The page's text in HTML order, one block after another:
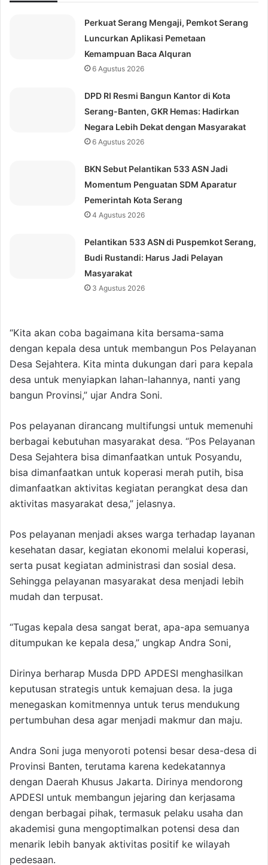
Perkuat Serang Mengaji, Pemkot Serang
Luncurkan Aplikasi Pemetaan
Kemampuan Baca Alquran
6 Agustus 2026
DPD RI Resmi Bangun Kantor di Kota
Serang-Banten, GKR Hemas: Hadirkan
Negara Lebih Dekat dengan Masyarakat
6 Agustus 2026
BKN Sebut Pelantikan 533 ASN Jadi
Momentum Penguatan SDM Aparatur
Pemerintah Kota Serang
4 Agustus 2026
Pelantikan 533 ASN di Puspemkot Serang,
Budi Rustandi: Harus Jadi Pelayan
Masyarakat
3 Agustus 2026
“Kita akan coba bagaimana kita bersama-sama
dengan kepala desa untuk membangun Pos Pelayanan
Desa Sejahtera. Kita minta dukungan dari para kepala
desa untuk menyiapkan lahan-lahannya, nanti yang
bangun Provinsi,” ujar Andra Soni.
Pos pelayanan dirancang multifungsi untuk memenuhi
berbagai kebutuhan masyarakat desa. “Pos Pelayanan
Desa Sejahtera bisa dimanfaatkan untuk Posyandu,
bisa dimanfaatkan untuk koperasi merah putih, bisa
dimanfaatkan aktivitas kegiatan perangkat desa dan
aktivitas masyarakat desa,” jelasnya.
Pos pelayanan menjadi akses warga terhadap layanan
kesehatan dasar, kegiatan ekonomi melalui koperasi,
serta pusat kegiatan administrasi dan sosial desa.
Sehingga pelayanan masyarakat desa menjadi lebih
mudah dan terpusat.
“Tugas kepala desa sangat berat, apa-apa semuanya
ditumpukan ke kepala desa,” ungkap Andra Soni,
Dirinya berharap Musda DPD APDESI menghasilkan
keputusan strategis untuk kemajuan desa. Ia juga
menegaskan komitmennya untuk terus mendukung
pertumbuhan desa agar menjadi makmur dan maju.
Andra Soni juga menyoroti potensi besar desa-desa di
Provinsi Banten, terutama karena kedekatannya
dengan Daerah Khusus Jakarta. Dirinya mendorong
APDESI untuk membangun jejaring dan kerjasama
dengan berbagai pihak, termasuk pelaku usaha dan
akademisi guna mengoptimalkan potensi desa dan
menarik lebih banyak aktivitas positif ke wilayah
pedesaan.